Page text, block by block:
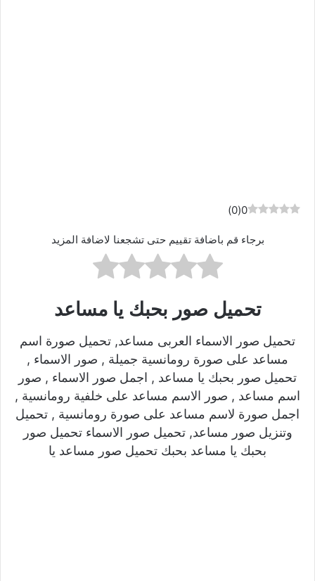
0
(
0
)
برجاء قم باضافة تقييم حتى تشجعنا لاضافة المزيد
تحميل صور بحبك يا مساعد
تحميل صور الاسماء العربى مساعد, تحميل صورة اسم
مساعد على صورة رومانسية جميلة , صور الاسماء ,
تحميل صور بحبك يا مساعد , اجمل صور الاسماء , صور
اسم مساعد , صور الاسم مساعد على خلفية رومانسية ,
اجمل صورة لاسم مساعد على صورة رومانسية , تحميل
وتنزيل صور مساعد, تحميل صور الاسماء تحميل صور
بحبك يا مساعد بحبك تحميل صور مساعد يا